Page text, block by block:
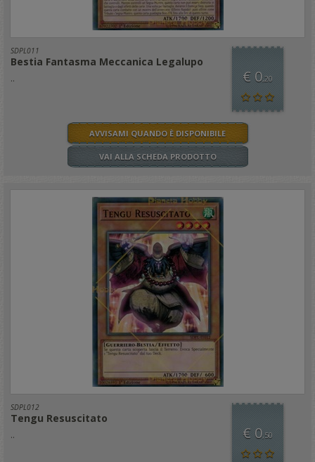
SDPL011
Bestia Fantasma Meccanica Legalupo
.. € 0,20
AVVISAMI QUANDO È DISPONIBILE
VAI ALLA SCHEDA PRODOTTO
SDPL012
Tengu Resuscitato
.. € 0,50